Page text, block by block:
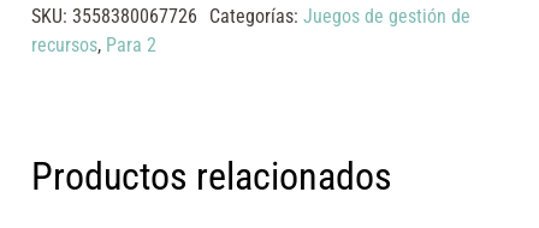
SKU:3558380067726 Categorías: Juegos de gestión de
recursos, Para 2
Productos relacionados